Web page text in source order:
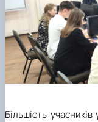
Більшість